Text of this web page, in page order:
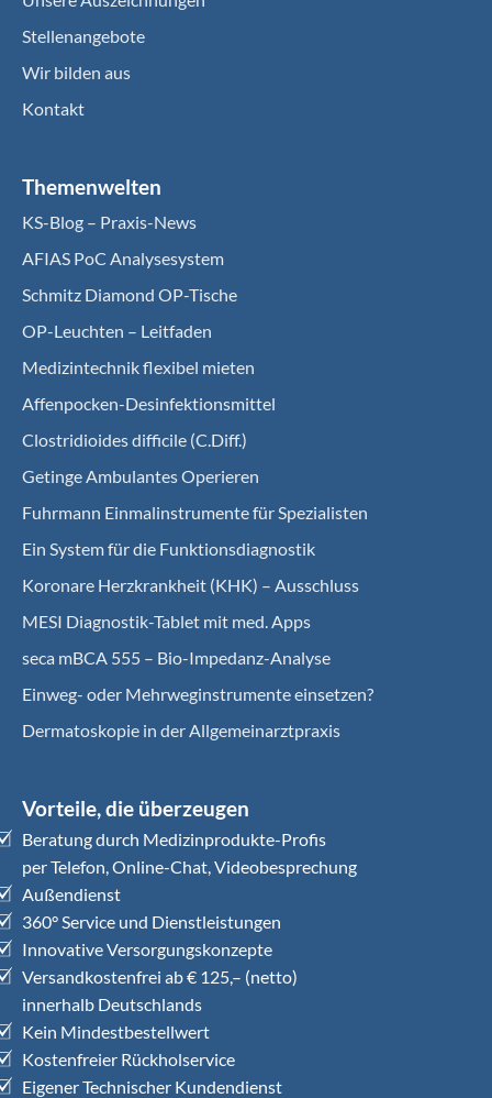
Stellenangebote
Wir bilden aus
Kontakt
Themenwelten
KS-Blog – Praxis-News
AFIAS PoC Analysesystem
Schmitz Diamond OP-Tische
OP-Leuchten – Leitfaden
Medizintechnik flexibel mieten
Affenpocken-Desinfektionsmittel
Clostridioides difficile (C.Diff.)
Getinge Ambulantes Operieren
Fuhrmann Einmalinstrumente für Spezialisten
Ein System für die Funktionsdiagnostik
Koro­nare Herz­krank­heit (KHK) – Ausschluss
MESI Diagnostik-Tablet mit med. Apps
seca mBCA 555 – Bio-Impedanz-Analyse
Einweg- oder Mehrweginstrumente einsetzen?
Dermatoskopie in der Allgemeinarztpraxis
Vorteile, die überzeugen
Beratung durch Medizinprodukte-Profis
per Telefon, Online-Chat, Videobesprechung
Außendienst
360° Service und Dienstleistungen
Innovative Versorgungskonzepte
Versandkostenfrei ab € 125,– (netto)
innerhalb Deutschlands
Kein Mindestbestellwert
Kostenfreier Rückholservice
Eigener Technischer Kundendienst